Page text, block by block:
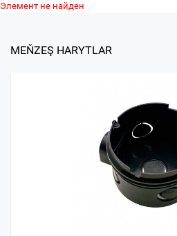
Элемент не найден
MEŇZEŞ HARYTLAR